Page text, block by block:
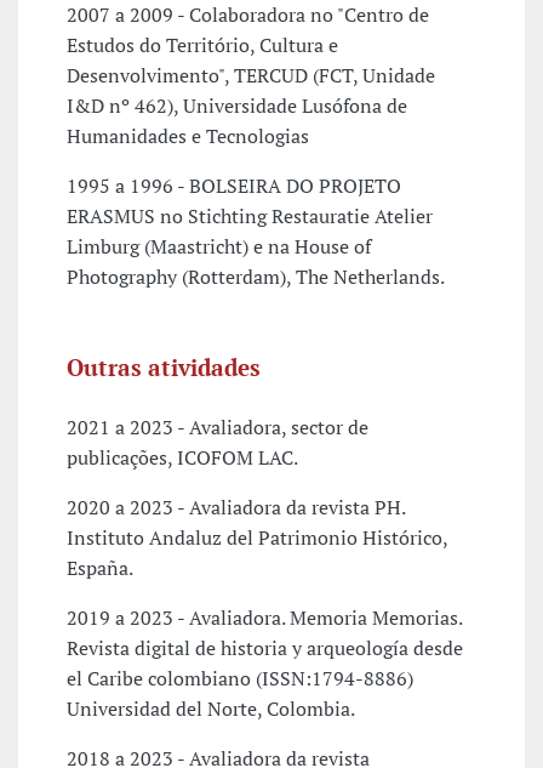
2007 a 2009 - Colaboradora no "Centro de
Estudos do Território, Cultura e
Desenvolvimento", TERCUD (FCT, Unidade
I&D nº 462), Universidade Lusófona de
Humanidades e Tecnologias
1995 a 1996 - BOLSEIRA DO PROJETO
ERASMUS no Stichting Restauratie Atelier
Limburg (Maastricht) e na House of
Photography (Rotterdam), The Netherlands.
Outras atividades
2021 a 2023 - Avaliadora, sector de
publicações, ICOFOM LAC.
2020 a 2023 - Avaliadora da revista PH.
Instituto Andaluz del Patrimonio Histórico,
España.
2019 a 2023 - Avaliadora. Memoria Memorias.
Revista digital de historia y arqueología desde
el Caribe colombiano (ISSN:1794-8886)
Universidad del Norte, Colombia.
2018 a 2023 - Avaliadora da revista